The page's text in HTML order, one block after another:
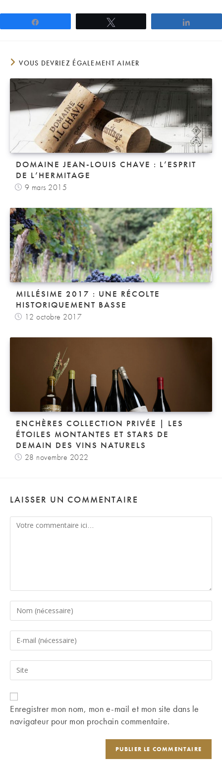
VOUS DEVRIEZ ÉGALEMENT AIMER
DOMAINE JEAN-LOUIS CHAVE : L’ESPRIT
DE L’HERMITAGE
9 mars 2015
MILLÉSIME 2017 : UNE RÉCOLTE
HISTORIQUEMENT BASSE
12 octobre 2017
ENCHÈRES COLLECTION PRIVÉE | LES
ÉTOILES MONTANTES ET STARS DE
DEMAIN DES VINS NATURELS
28 novembre 2022
LAISSER UN COMMENTAIRE
Comment
Enter
your
name
comment
Enter
your
email
address
comment
Saisir
l’URL
de
votre
(facultatif)
Enregistrer mon nom, mon e-mail et mon site dans le
navigateur pour mon prochain commentaire.